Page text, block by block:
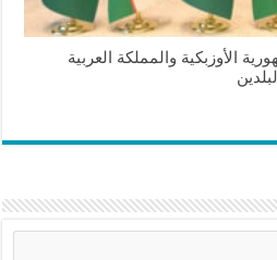
الأوزبكية والمملكة العربية